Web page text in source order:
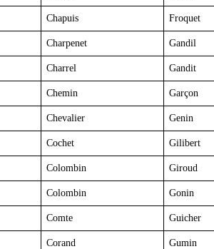
Chapuis Froquet
Charpenet Gandil
Charrel Gandit
Chemin Garçon
Chevalier Genin
Cochet Gilibert
Colombin Giroud
Colombin Gonin
Comte Guicher
Corand Gumin